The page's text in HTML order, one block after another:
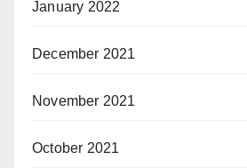
January 2022
December 2021
November 2021
October 2021